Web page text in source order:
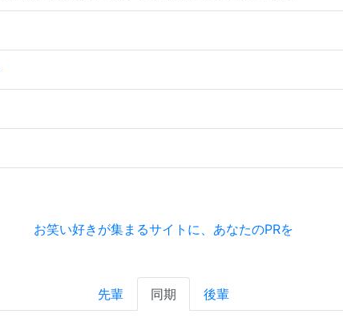
お笑い好きが集まるサイトに、あなたのPRを
先輩 同期 後輩